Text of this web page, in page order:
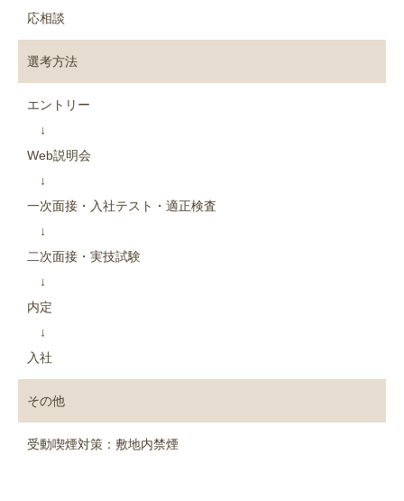
応相談
選考方法
エントリー
↓
Web説明会
↓
一次面接・入社テスト・適正検査
↓
二次面接・実技試験
↓
内定
↓
入社
その他
受動喫煙対策：敷地内禁煙